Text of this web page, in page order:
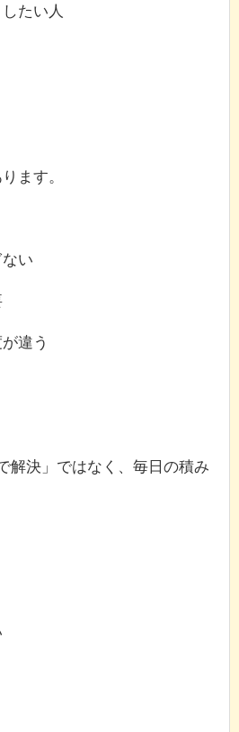
たい人
ます。
い
違う
解決」ではなく、毎日の積み